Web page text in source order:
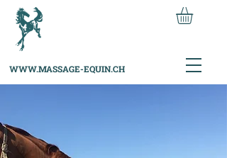
WWW.MASSAGE-EQUIN.CH